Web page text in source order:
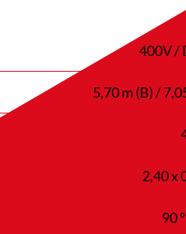
400V /
5,70 m (B) /
2,40 x
90